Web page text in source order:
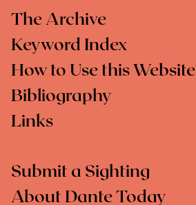
The Archive
Keyword Index
How to Use this Website
Bibliography
Links
Submit a Sighting
About Dante Today